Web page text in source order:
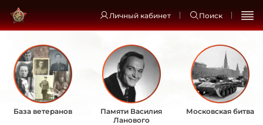
Личный кабинет Поиск
База ветеранов
Памяти Василия
Ланового
Московская битва